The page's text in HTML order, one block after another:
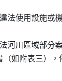
違法使用設施
河川區域部分
（如附表三）